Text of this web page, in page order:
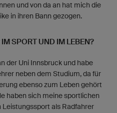
und von da an hat mich die
in ihren Bann gezogen.
SPORT UND IM LEBEN?
der Uni Innsbruck und habe
neben dem Studium, da für
ebenso zum Leben gehört
haben sich meine sportlichen
Leistungssport als Radfahrer